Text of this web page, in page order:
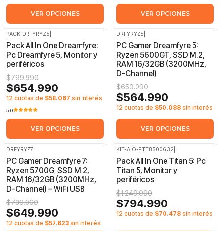
VER OPCIONES VER OPCIONES
PACK-DRFYRYZ5
Pack All In One Dreamfyre:
Pc Dreamfyre 5, Monitor y
periféricos
$799.990
$654.990
12 cuotas de $58.067 sin interés
5.0
VER OPCIONES
OFF
DRFYRYZ5
PC Gamer Dreamfyre 5:
Ryzen 5600GT, SSD M.2,
RAM 16/32GB (3200MHz,
D-Channel)
$659.990
$564.990
12 cuotas de $50.088 sin interés
VER OPCIONES
OFF
DRFYRYZ7
PC Gamer Dreamfyre 7:
Ryzen 5700G, SSD M.2,
RAM 16/32GB (3200MHz,
D-Channel) – WiFi USB
$739.990
$649.990
12 cuotas de $57.623 sin interés
KIT-AIO-PTT8500G32
Pack All In One Titan 5: Pc
Titan 5, Monitor y
periféricos
$1.249.990
$794.990
12 cuotas de $70.478 sin interés